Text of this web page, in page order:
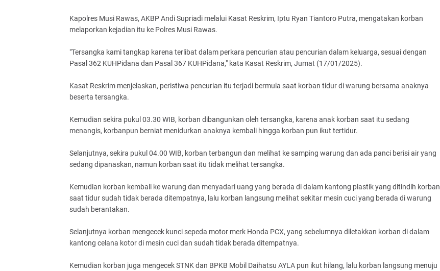
Kapolres Musi Rawas, AKBP Andi Supriadi melalui Kasat Reskrim, Iptu Ryan Tiantoro Putra, mengatakan korban
melaporkan kejadian itu ke Polres Musi Rawas.
"Tersangka kami tangkap karena terlibat dalam perkara pencurian atau pencurian dalam keluarga, sesuai dengan
Pasal 362 KUHPidana dan Pasal 367 KUHPidana," kata Kasat Reskrim, Jumat (17/01/2025).
Kasat Reskrim menjelaskan, peristiwa pencurian itu terjadi bermula saat korban tidur di warung bersama anaknya
beserta tersangka.
Kemudian sekira pukul 03.30 WIB, korban dibangunkan oleh tersangka, karena anak korban saat itu sedang
menangis, korbanpun berniat menidurkan anaknya kembali hingga korban pun ikut tertidur.
Selanjutnya, sekira pukul 04.00 WIB, korban terbangun dan melihat ke samping warung dan ada panci berisi air yang
sedang dipanaskan, namun korban saat itu tidak melihat tersangka.
Kemudian korban kembali ke warung dan menyadari uang yang berada di dalam kantong plastik yang ditindih korban
saat tidur sudah tidak berada ditempatnya, lalu korban langsung melihat sekitar mesin cuci yang berada di warung
sudah berantakan.
Selanjutnya korban mengecek kunci sepeda motor merk Honda PCX, yang sebelumnya diletakkan korban di dalam
kantong celana kotor di mesin cuci dan sudah tidak berada ditempatnya.
Kemudian korban juga mengecek STNK dan BPKB Mobil Daihatsu AYLA pun ikut hilang, lalu korban langsung menuju